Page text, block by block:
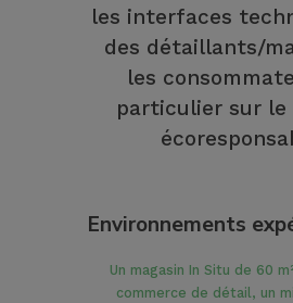
les interfaces
des détaillants/
les
particulier sur le
Environnements
Un magasin In Situ de 60
commerce de détail, un